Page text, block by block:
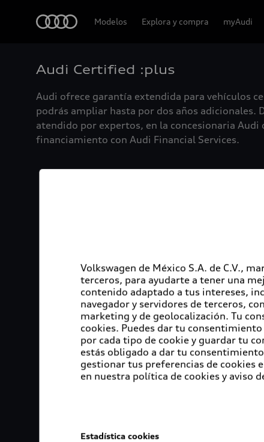
Modelos Explora y compra myAudi
Audi Certified :plus
Audi ofrece garantía extendida para vehículos
podrás ampliar hasta por dos años
atendido por expertos, en la concesionaria
financiamiento con Audi Financial Services.
Volkswagen de México S.A. de C.V.,
terceros, para ayudarte a tener una
contenido adaptado a tus intereses,
navegador y servidores de terceros,
marketing y de geolocalización. Tu
cookies. Puedes dar tu
por cada tipo de cookie y guardar tu
estás obligado a dar tu
gestionar tus preferencias de cookies
en nuestra política de cookies y aviso
Estadística cookies